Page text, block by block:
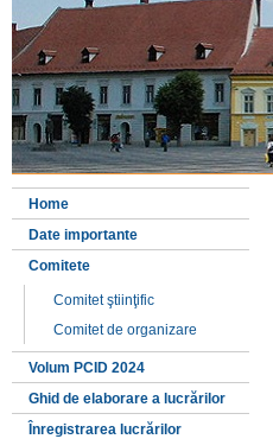
Home
Date importante
Comitete
Comitet ştiinţific
Comitet de organizare
Volum PCID 2024
Ghid de elaborare a lucrărilor
Înregistrarea lucrărilor